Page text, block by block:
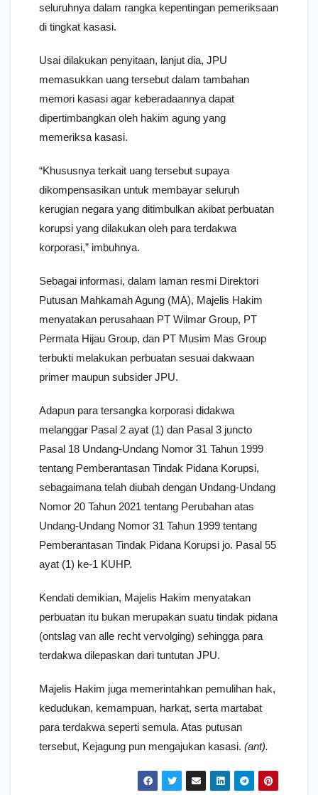
seluruhnya dalam rangka kepentingan pemeriksaan
di tingkat kasasi.
Usai dilakukan penyitaan, lanjut dia, JPU
memasukkan uang tersebut dalam tambahan
memori kasasi agar keberadaannya dapat
dipertimbangkan oleh hakim agung yang
memeriksa kasasi.
“Khususnya terkait uang tersebut supaya
dikompensasikan untuk membayar seluruh
kerugian negara yang ditimbulkan akibat perbuatan
korupsi yang dilakukan oleh para terdakwa
korporasi,” imbuhnya.
Sebagai informasi, dalam laman resmi Direktori
Putusan Mahkamah Agung (MA), Majelis Hakim
menyatakan perusahaan PT Wilmar Group, PT
Permata Hijau Group, dan PT Musim Mas Group
terbukti melakukan perbuatan sesuai dakwaan
primer maupun subsider JPU.
Adapun para tersangka korporasi didakwa
melanggar Pasal 2 ayat (1) dan Pasal 3 juncto
Pasal 18 Undang-Undang Nomor 31 Tahun 1999
tentang Pemberantasan Tindak Pidana Korupsi,
sebagaimana telah diubah dengan Undang-Undang
Nomor 20 Tahun 2021 tentang Perubahan atas
Undang-Undang Nomor 31 Tahun 1999 tentang
Pemberantasan Tindak Pidana Korupsi jo. Pasal 55
ayat (1) ke-1 KUHP.
Kendati demikian, Majelis Hakim menyatakan
perbuatan itu bukan merupakan suatu tindak pidana
(ontslag van alle recht vervolging) sehingga para
terdakwa dilepaskan dari tuntutan JPU.
Majelis Hakim juga memerintahkan pemulihan hak,
kedudukan, kemampuan, harkat, serta martabat
para terdakwa seperti semula. Atas putusan
tersebut, Kejagung pun mengajukan kasasi. (ant).